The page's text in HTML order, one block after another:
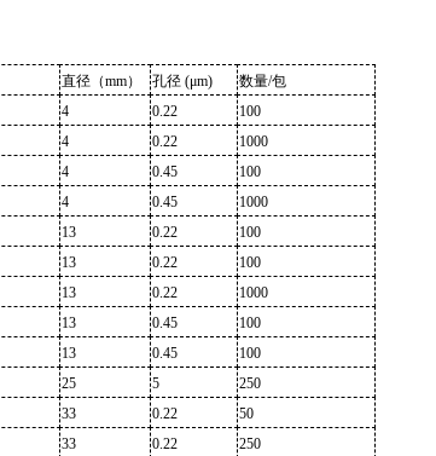
直径（mm） 孔径 (μm)
数量/包
4 0.22
100
4 0.22
1000
4 0.45
100
4 0.45
1000
13 0.22
100
13 0.22
100
13 0.22
1000
13 0.45
100
13 0.45
100
25 5
250
33 0.22
50
33 0.22
250